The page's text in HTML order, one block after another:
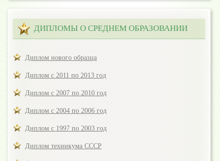
ДИПЛОМЫ О СРЕДНЕМ ОБРАЗОВАНИИ
Диплом нового образца
Диплом с 2011 по 2013 год
Диплом с 2007 по 2010 год
Диплом с 2004 по 2006 год
Диплом с 1997 по 2003 год
Диплом техникума СССР